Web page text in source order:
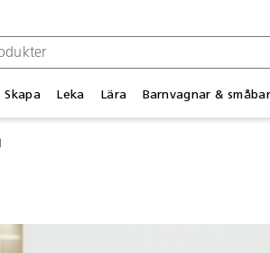
Skapa Leka Lära Barnvagnar &